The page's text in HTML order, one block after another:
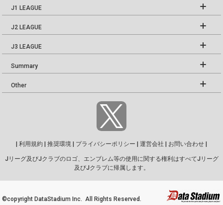
J1 LEAGUE
J2 LEAGUE
J3 LEAGUE
Summary
Other
利用規約 推奨環境 プライバシーポリシー 運営会社 お問い合わせ
Jリーグ及びJクラブのロゴ、エンブレム等の使用に関する権利はすべてJリーグ
及びJクラブに帰属します。
©copyright DataStadium Inc. All Rights Reserved.